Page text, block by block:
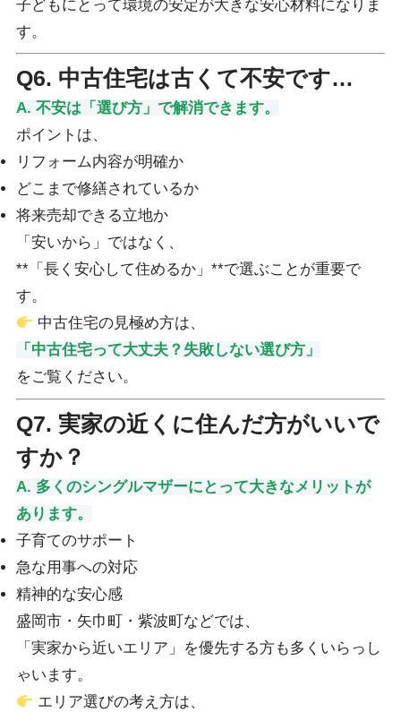
子どもにとって環境の安定が大きな安心材料になりま
す。
Q6. 中古住宅は古くて不安です…
A. 不安は「選び方」で解消できます。
ポイントは、
リフォーム内容が明確か
どこまで修繕されているか
将来売却できる立地か
「安いから」ではなく、
**「長く安心して住めるか」**で選ぶことが重要で
す。
中古住宅の見極め方は、
「中古住宅って大丈夫？失敗しない選び方」
をご覧ください。
Q7. 実家の近くに住んだ方がいいで
すか？
A. 多くのシングルマザーにとって大きなメリットが
あります。
子育てのサポート
急な用事への対応
精神的な安心感
盛岡市・矢巾町・紫波町などでは、
「実家から近いエリア」を優先する方も多くいらっし
ゃいます。
エリア選びの考え方は、